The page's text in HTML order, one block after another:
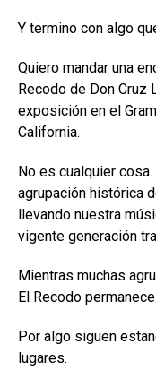
Y termino con algo
Quiero mandar una
Recodo de Don Cruz
exposición en el
California.
No es cualquier
agrupación histórica
llevando nuestra
vigente generación
Mientras muchas
El Recodo permanece.
Por algo siguen
lugares.